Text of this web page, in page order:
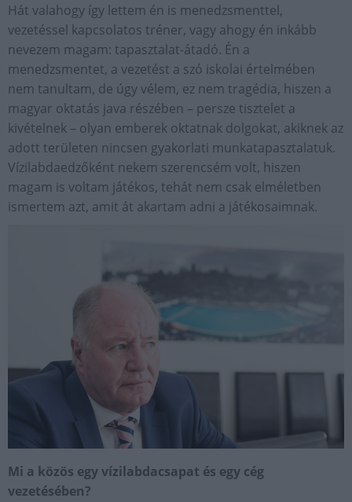
Hát valahogy így lettem én is menedzsmenttel,
vezetéssel kapcsolatos tréner, vagy ahogy én inkább
nevezem magam: tapasztalat-átadó. Én a
menedzsmentet, a vezetést a szó iskolai értelmében
nem tanultam, de úgy vélem, ez nem tragédia, hiszen a
magyar oktatás java részében – persze tisztelet a
kivételnek – olyan emberek oktatnak dolgokat, akiknek az
adott területen nincsen gyakorlati munkatapasztalatuk.
Vízilabdaedzőként nekem szerencsém volt, hiszen
magam is voltam játékos, tehát nem csak elméletben
ismertem azt, amit át akartam adni a játékosaimnak.
Mi a közös egy vízilabdacsapat és egy cég
vezetésében?